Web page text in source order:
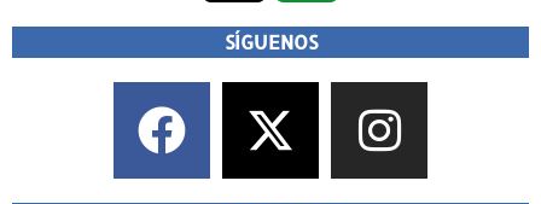
SÍGUENOS